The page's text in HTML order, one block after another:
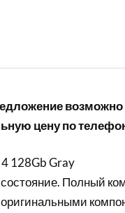
возможно
цену по
128Gb Gray
Полный